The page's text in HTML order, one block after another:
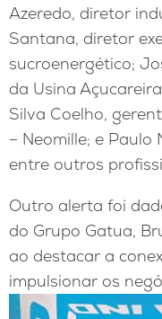
Azeredo, diretor
Santana, diretor
sucroenergético;
da Usina
Silva Coelho,
– Neomille; e Paulo
entre outros
Outro alerta foi
do Grupo Gatua,
ao destacar a
impulsionar os